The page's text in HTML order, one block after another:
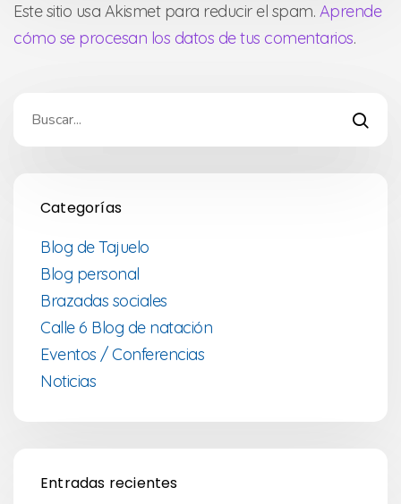
Este sitio usa Akismet para reducir el spam. Aprende
cómo se procesan los datos de tus comentarios.
Categorías
Blog de Tajuelo
Blog personal
Brazadas sociales
Calle 6 Blog de natación
Eventos / Conferencias
Noticias
Entradas recientes